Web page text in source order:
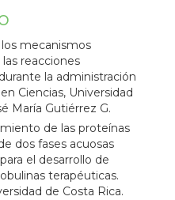
mecanismos
reacciones
la administración
Ciencias, Universidad
María Gutiérrez G.
de las proteínas
dos fases acuosas
el desarrollo de
terapéuticas.
de Costa Rica.